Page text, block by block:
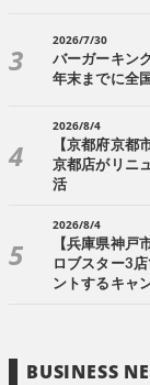
2026/7/30
バーガーキン
年末までに全
2026/8/4
【京都府京都
京都店がリニ
活
2026/8/4
【兵庫県神戸
ロブスター3
ントするキャ
BUSINESS